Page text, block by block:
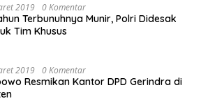
2019 0 Komentar
Terbunuhnya Munir, Polri Didesak
Tim Khusus
2019 0 Komentar
Resmikan Kantor DPD Gerindra di